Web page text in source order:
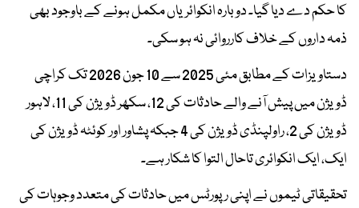
کا حکم دے دیا گیا۔ دوبارہ انکوائریاں مکمل ہونے کے باوجود بھی
ذمہ داروں کے خلاف کارروائی نہ ہو سکی۔
دستاویزات کے مطابق مئی 2025 سے 10 جون 2026 تک کراچی
ڈویژن میں پیش آنے والے حادثات کی 12، سکھر ڈویژن کی 11، لاہور
ڈویژن کی 2، راولپنڈی ڈویژن کی 4 جبکہ پشاور اور کوئٹہ ڈویژن کی
ایک، ایک انکوائری تاحال التوا کا شکار ہے۔
تحقیقاتی ٹیموں نے اپنی رپورٹس میں حادثات کی متعدد وجوہات کی